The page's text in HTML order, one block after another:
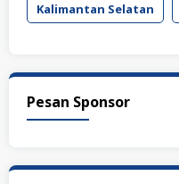
Kalimantan Selatan
Pesan Sponsor